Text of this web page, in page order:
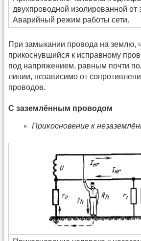
двухпроводной изолированной от
Аварийный режим работы сети.
При замыкании провода на землю,
прикоснувшийся к исправному
под напряжением, равным почти
линии, независимо от
проводов.
С заземлённым проводом
Прикосновение к